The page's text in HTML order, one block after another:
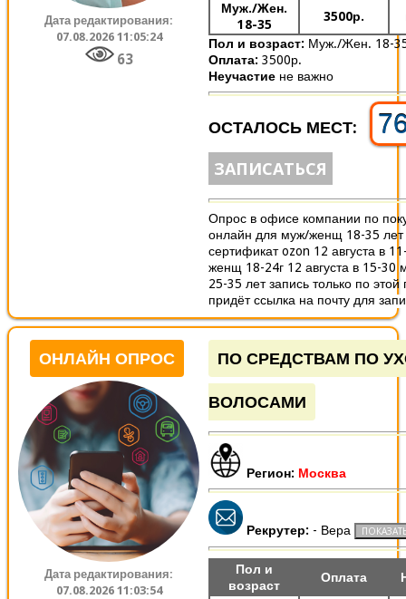
Дата редактирования:
07.08.2026 11:05:24
63
Муж./Жен.
18-35
3500р.
Пол и возраст: Муж./Жен. 18-
Оплата: 3500р.
Неучастие не важно
ОСТАЛОСЬ МЕСТ:
ЗАПИСАТЬСЯ
Опрос в офисе компании по
онлайн для муж/женщ 18-35 лет
сертификат ozon 12 августа в
женщ 18-24г 12 августа в 15-
25-35 лет запись только по этой
придёт ссылка на почту для
ОНЛАЙН ОПРОС
Дата редактирования:
07.08.2026 11:03:54
ПО СРЕДСТВАМ ПО
ВОЛОСАМИ
Регион: Москва
Рекрутер: - Вера
Пол и
возраст
Оплата